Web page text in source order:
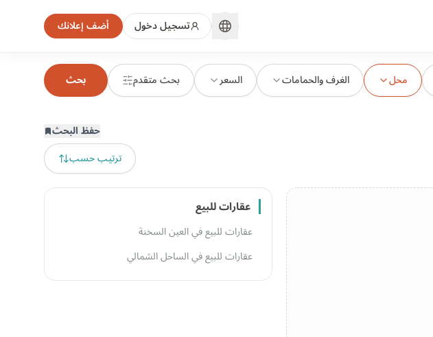
تسجيل دخول أضف إعلانك
محل الغرف والحمامات السعر بحث متقدم بحث
حفظ البحث
ترتيب حسب
عقارات للبيع
عقارات للبيع في العين السخنة
عقارات للبيع في الساحل الشمالي